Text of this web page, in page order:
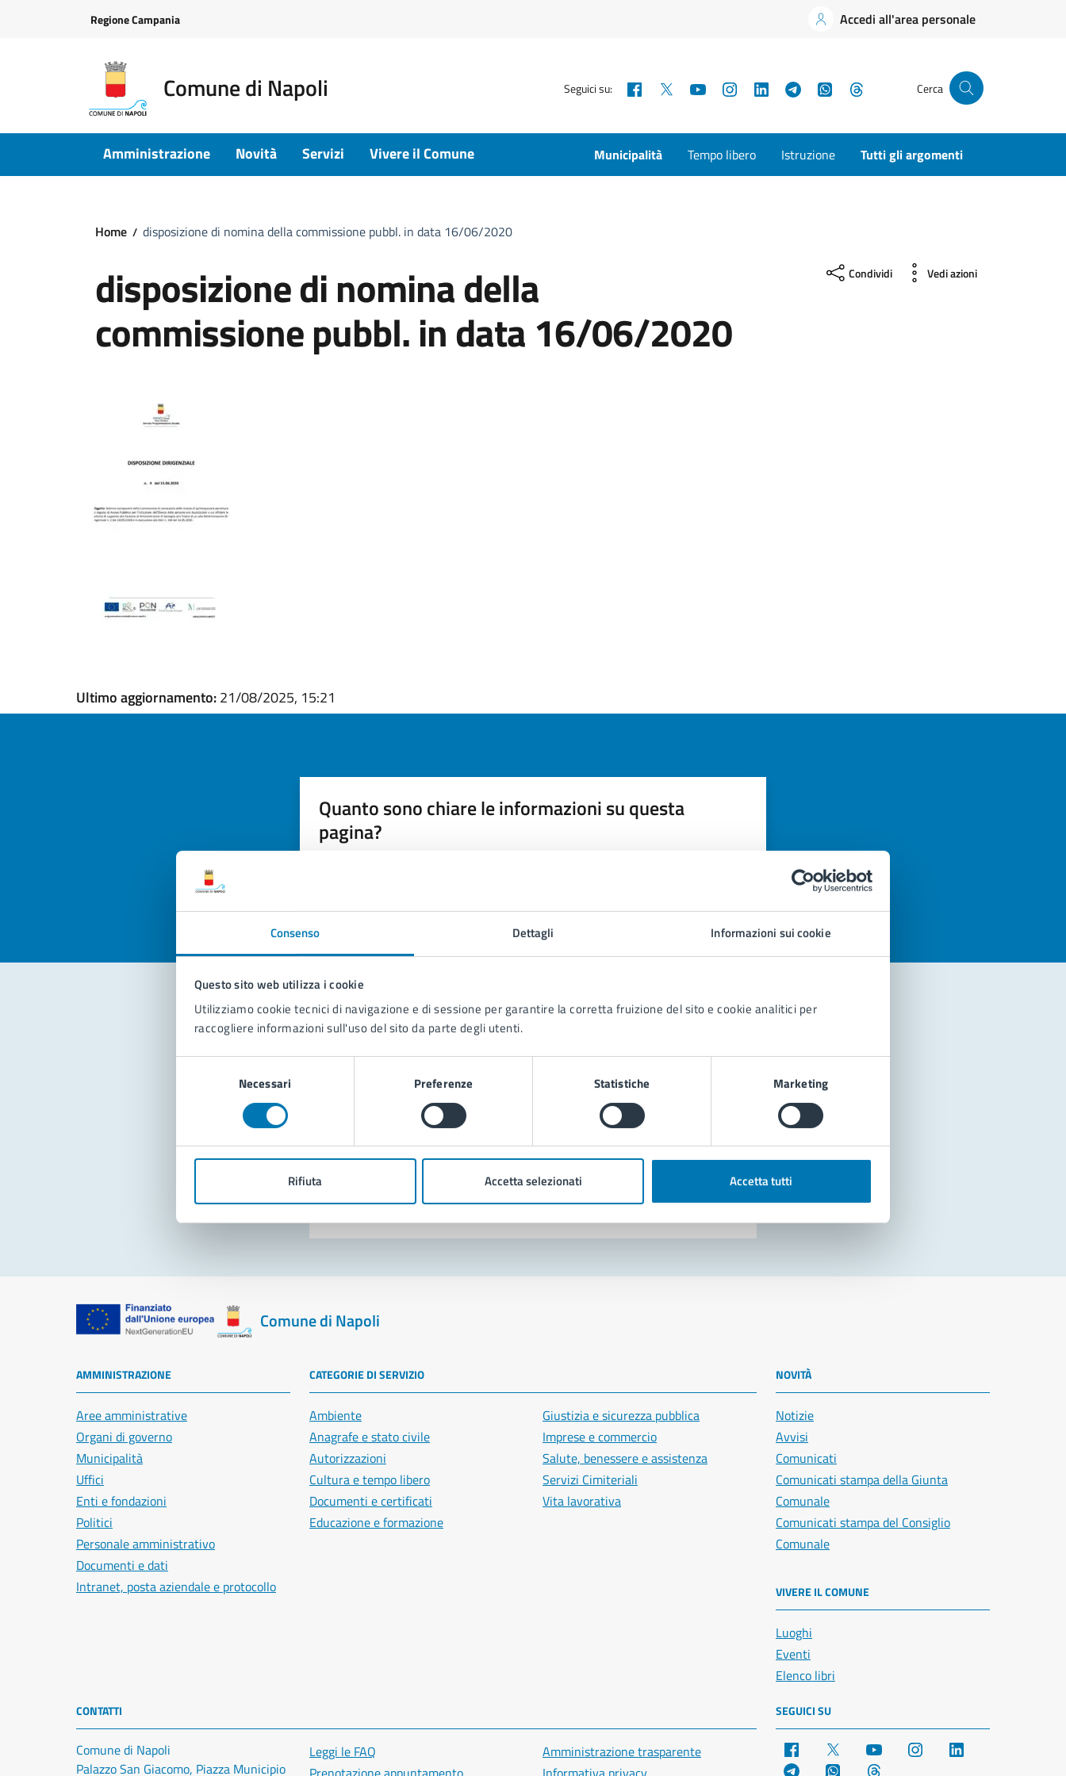
Consenso Dettagli Informazioni sui cookie
Questo sito web utilizza i cookie
Utilizziamo cookie tecnici di navigazione e di sessione per garantire la corretta fruizione del sito e cookie analitici per
raccogliere informazioni sull'uso del sito da parte degli utenti.
Necessari Preferenze Statistiche Marketing
Rifiuta Accetta selezionati Accetta tutti
Regione Campania Accedi all'area personale
Comune di Napoli Seguici su: Facebook YouTubeInstagramLinkedInTelegramWhatsApp Cerca
Amministrazione Novità Servizi Vivere il Comune Municipalità Tempo libero Istruzione Tutti gli argomenti
Home disposizione di nomina della commissione pubbl. in data 16/06/2020
disposizione di nomina della
commissione pubbl. in data 16/06/2020
Condividi Vedi azioni
Ultimo aggiornamento:21/08/2025, 15:21
Quanto sono chiare le informazioni su questa
pagina?
Contatta il comune
Richiedi assistenza
Prenota appuntamento
Segnala disservizio
Comune di Napoli
AMMINISTRAZIONE
Aree amministrative
Organi di governo
Municipalità
Uffici
Enti e fondazioni
Politici
Personale amministrativo
Documenti e dati
Intranet, posta aziendale e protocollo
CATEGORIE DI SERVIZIO
Ambiente
Anagrafe e stato civile
Autorizzazioni
Cultura e tempo libero
Documenti e certificati
Educazione e formazione
Giustizia e sicurezza pubblica
Imprese e commercio
Salute, benessere e assistenza
Servizi Cimiteriali
Vita lavorativa
NOVITÀ
Notizie
Avvisi
Comunicati
Comunicati stampa della Giunta
Comunale
Comunicati stampa del Consiglio
Comunale
VIVERE IL COMUNE
Luoghi
Eventi
Elenco libri
CONTATTI
Comune di Napoli
Palazzo San Giacomo, Piazza Municipio
Leggi le FAQ
Amministrazione trasparente
SEGUICI SU
Facebook YouTube Instagram
Telegram WhatsApp